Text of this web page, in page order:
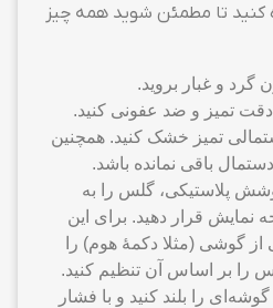
کنید تا مطمئن شوید همه چیز
گرد و غبار بروید.
تمیز و ضد عفونی کنید.
تمیز خشک کنید. همچنین
باقی نمانده باشد.
پلاستیکی، گلس را به
نمایش قرار دهید. برای این
از گوشی (مثلا دکمهٔ هوم) را
را بر اساس آن تنظیم کنید.
را بلند کنید و با فشار